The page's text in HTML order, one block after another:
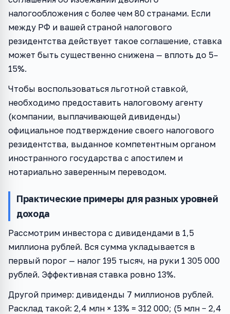
налогообложения с более чем 80 странами. Если
между РФ и вашей страной налогового
резидентства действует такое соглашение, ставка
может быть существенно снижена — вплоть до 5–
15%.
Чтобы воспользоваться льготной ставкой,
необходимо предоставить налоговому агенту
(компании, выплачивающей дивиденды)
официальное подтверждение своего налогового
резидентства, выданное компетентным органом
иностранного государства с апостилем и
нотариально заверенным переводом.
Практические примеры для разных уровней
дохода
Рассмотрим инвестора с дивидендами в 1,5
миллиона рублей. Вся сумма укладывается в
первый порог — налог 195 тысяч, на руки 1 305 000
рублей. Эффективная ставка ровно 13%.
Другой пример: дивиденды 7 миллионов рублей.
Расклад такой: 2,4 млн × 13% = 312 000; (5 млн − 2,4